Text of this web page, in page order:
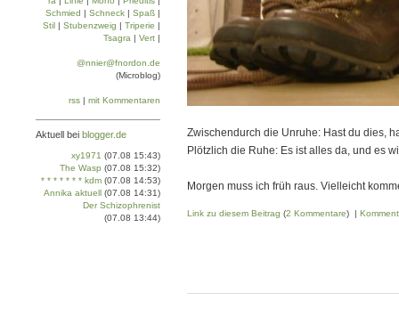
Zwischendurch die Unruhe: Hast du dies,
Plötzlich die Ruhe: Es ist alles da, und es
Morgen muss ich früh raus. Vielleicht
Link zu diesem Beitrag (2 Kommentare) |
Schmied | Schneck | Spaß |
Stil | Stu­ben­zweig | Tri­pe­rie |
Tsa­gra | Vert |
@nnier@fnordon.de
(Microblog)
rss | mit Kommentaren
Aktuell bei blogger.de
xy1971 (07.08 15:43)
The Wasp (07.08 15:32)
* * * * * * * kdm (07.08 14:53)
Annika aktuell (07.08 14:31)
Der Schizophrenist
(07.08 13:44)